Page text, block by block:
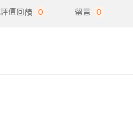
評價回饋 0 留言 0